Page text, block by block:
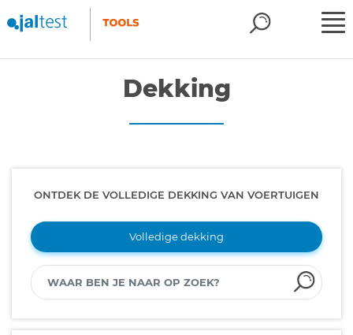
Dekking
ONTDEK DE VOLLEDIGE DEKKING VAN VOERTUIGEN
Volledige dekking